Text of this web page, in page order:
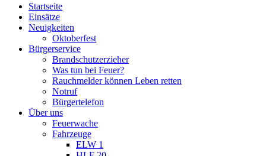
Startseite
Einsätze
Neuigkeiten
Oktoberfest
Bürgerservice
Brandschutzerzieher
Was tun bei Feuer?
Rauchmelder können Leben retten
Notruf
Bürgertelefon
Über uns
Feuerwache
Fahrzeuge
ELW 1